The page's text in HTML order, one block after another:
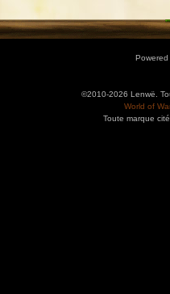
©2010-2026 Lenwë.
World of
Toute marque